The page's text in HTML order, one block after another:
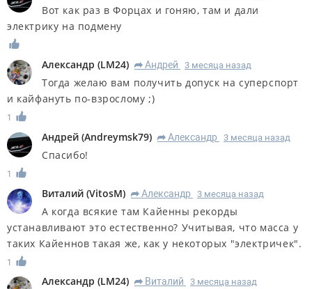
Вот как раз в Форцах и гоняю, там и дали
электрику на подмену
Александр (LM24) R Андрей 3 месяца назад
Тогда желаю вам получить допуск на суперспорт
и кайфануть по-взрослому ;)
1
Андрей (Andreymsk79) R Александр 3 месяца назад
Спасибо!
1
Виталий (VitosM) R Александр 3 месяца назад
А когда всякие там Кайенны рекорды
устанавливают это естественно? Учитывая, что масса у
таких Кайеннов такая же, как у некоторых "электричек".
1
Александр (LM24) R Виталий 3 месяца назад